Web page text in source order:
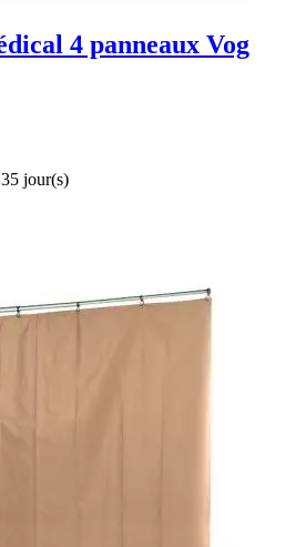
4 panneaux Vog
jour(s)